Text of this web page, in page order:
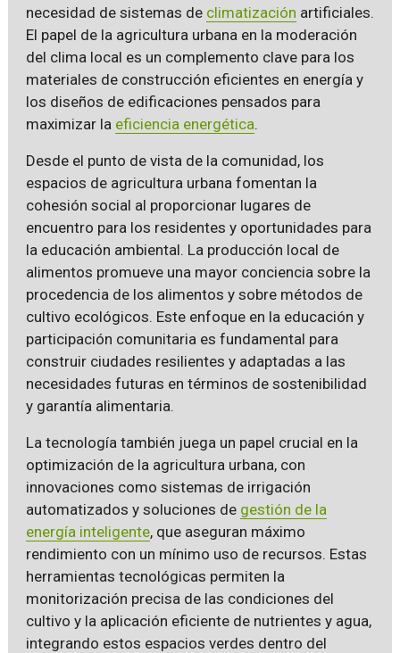
necesidad de sistemas de climatización artificiales.
El papel de la agricultura urbana en la moderación
del clima local es un complemento clave para los
materiales de construcción eficientes en energía y
los diseños de edificaciones pensados para
maximizar la eficiencia energética.
Desde el punto de vista de la comunidad, los
espacios de agricultura urbana fomentan la
cohesión social al proporcionar lugares de
encuentro para los residentes y oportunidades para
la educación ambiental. La producción local de
alimentos promueve una mayor conciencia sobre la
procedencia de los alimentos y sobre métodos de
cultivo ecológicos. Este enfoque en la educación y
participación comunitaria es fundamental para
construir ciudades resilientes y adaptadas a las
necesidades futuras en términos de sostenibilidad
y garantía alimentaria.
La tecnología también juega un papel crucial en la
optimización de la agricultura urbana, con
innovaciones como sistemas de irrigación
automatizados y soluciones de gestión de la
energía inteligente, que aseguran máximo
rendimiento con un mínimo uso de recursos. Estas
herramientas tecnológicas permiten la
monitorización precisa de las condiciones del
cultivo y la aplicación eficiente de nutrientes y agua,
integrando estos espacios verdes dentro del